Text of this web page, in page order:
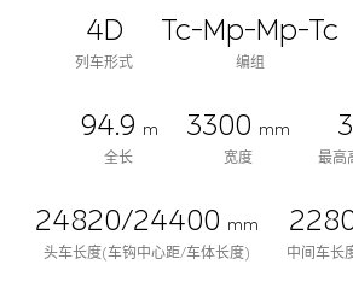
4D
列车形式
Tc-Mp-Mp-Tc
编组
94.9 m
全长
3300 mm
宽度
最高
24820/24400 mm
头车长度(车钩中心距/车体长度)
中间车长